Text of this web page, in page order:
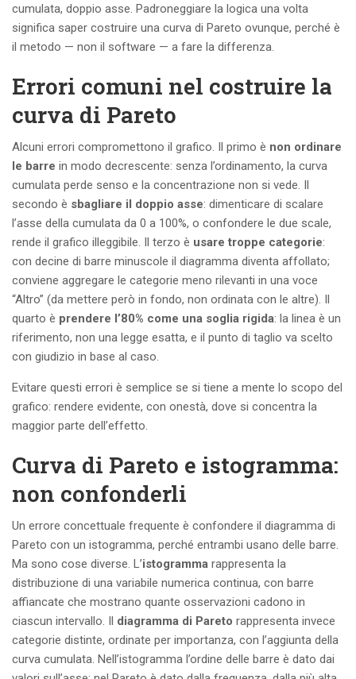
cumulata, doppio asse. Padroneggiare la logica una volta
significa saper costruire una curva di Pareto ovunque, perché è
il metodo — non il software — a fare la differenza.
Errori comuni nel costruire la
curva di Pareto
Alcuni errori compromettono il grafico. Il primo è non ordinare
le barre in modo decrescente: senza l’ordinamento, la curva
cumulata perde senso e la concentrazione non si vede. Il
secondo è sbagliare il doppio asse: dimenticare di scalare
l’asse della cumulata da 0 a 100%, o confondere le due scale,
rende il grafico illeggibile. Il terzo è usare troppe categorie:
con decine di barre minuscole il diagramma diventa affollato;
conviene aggregare le categorie meno rilevanti in una voce
“Altro” (da mettere però in fondo, non ordinata con le altre). Il
quarto è prendere l’80% come una soglia rigida: la linea è un
riferimento, non una legge esatta, e il punto di taglio va scelto
con giudizio in base al caso.
Evitare questi errori è semplice se si tiene a mente lo scopo del
grafico: rendere evidente, con onestà, dove si concentra la
maggior parte dell’effetto.
Curva di Pareto e istogramma:
non confonderli
Un errore concettuale frequente è confondere il diagramma di
Pareto con un istogramma, perché entrambi usano delle barre.
Ma sono cose diverse. L’istogramma rappresenta la
distribuzione di una variabile numerica continua, con barre
affiancate che mostrano quante osservazioni cadono in
ciascun intervallo. Il diagramma di Pareto rappresenta invece
categorie distinte, ordinate per importanza, con l’aggiunta della
curva cumulata. Nell’istogramma l’ordine delle barre è dato dai